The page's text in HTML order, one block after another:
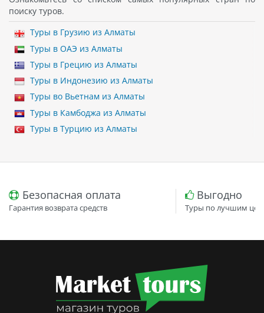
поиску туров.
Туры в Грузию из Алматы
Туры в ОАЭ из Алматы
Туры в Грецию из Алматы
Туры в Индонезию из Алматы
Туры во Вьетнам из Алматы
Туры в Камбоджа из Алматы
Туры в Турцию из Алматы
Безопасная оплата
Гарантия возврата средств
Выгодно
Туры по лучшим